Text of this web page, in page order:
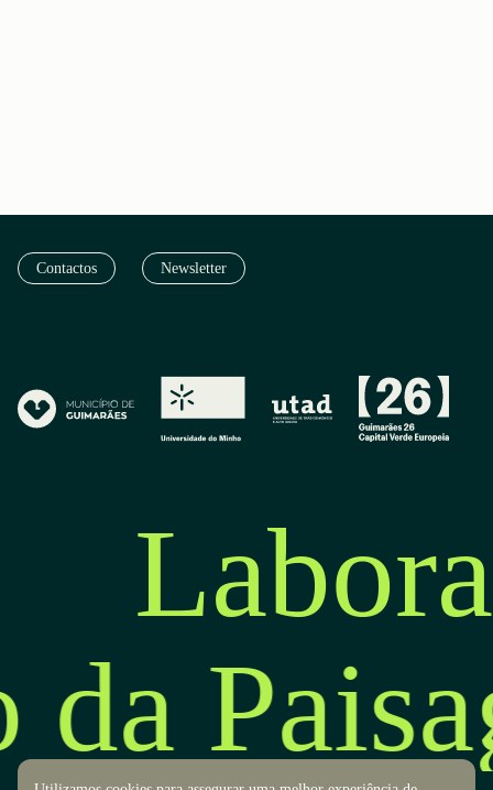
Contactos Newsletter